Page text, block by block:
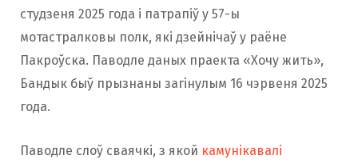
студзеня 2025 года і патрапіў у 57-ы
мотастралковы полк, які дзейнічаў у раёне
Пакроўска. Паводле даных праекта «Хочу жить»,
Бандык быў прызнаны загінулым 16 чэрвеня 2025
года.
Паводле слоў сваячкі, з якой камунікавалі